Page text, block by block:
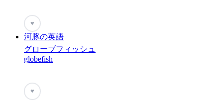
♥
河豚の英語
グローブフィッシュ
globefish
♥